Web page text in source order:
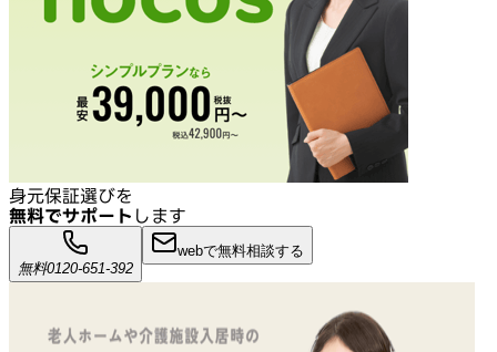
身元保証選びを
無料でサポート します
無料0120-651-392
webで無料相談する